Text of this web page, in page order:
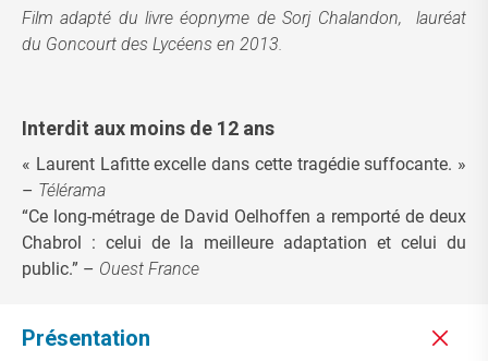
Film adapté du livre éopnyme de Sorj Chalandon, lauréat
du Goncourt des Lycéens en 2013.
Interdit aux moins de 12 ans
« Laurent Lafitte excelle dans cette tragédie suffocante. »
– Télérama
“Ce long-métrage de David Oelhoffen a remporté de deux
Chabrol : celui de la meilleure adaptation et celui du
public.” – Ouest France
Présentation